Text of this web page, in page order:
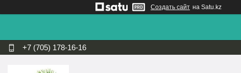
Создать сайт на Satu.kz
+7 (705) 178-16-16